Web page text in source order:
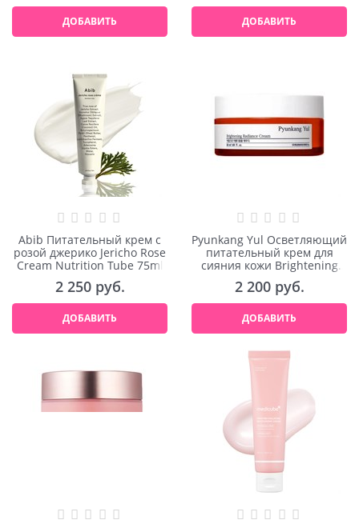
ДОБАВИТЬ ДОБАВИТЬ
Abib Питательный крем с
розой джерико Jericho Rose
Cream Nutrition Tube 75ml
2 250 руб.
ДОБАВИТЬ
Pyunkang Yul Осветляющий
питательный крем для
сияния кожи Brightening
Radiance Cream 50ml
2 200 руб.
ДОБАВИТЬ